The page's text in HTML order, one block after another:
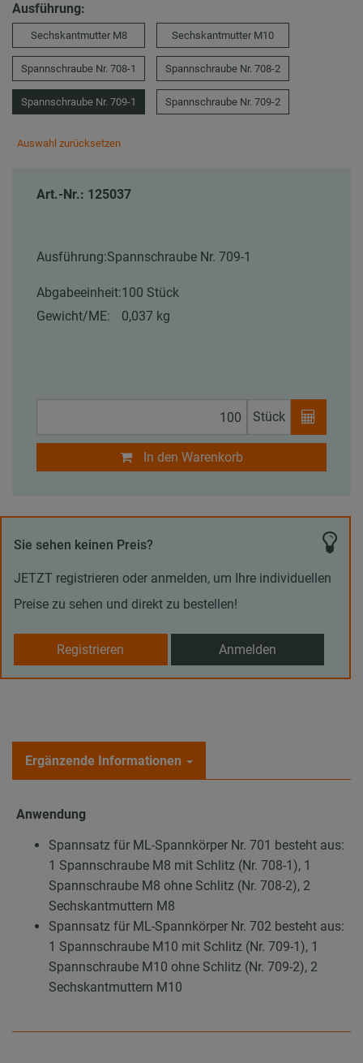
Ausführung:
Sechskantmutter M8 Sechskantmutter M10
Spannschraube Nr. 708-1 Spannschraube Nr. 708-2
Spannschraube Nr. 709-1 Spannschraube Nr. 709-2
Auswahl zurücksetzen
Art.-Nr.: 125037
Ausführung:Spannschraube Nr. 709-1
Abgabeeinheit:100 Stück
Gewicht/ME:
0,037 kg
Stück
In den Warenkorb
Sie sehen keinen Preis?
JETZT registrieren oder anmelden, um Ihre individuellen
Preise zu sehen und direkt zu bestellen!
Registrieren Anmelden
Ergänzende Informationen
Anwendung
Spannsatz für ML-Spannkörper Nr. 701 besteht aus:
1 Spannschraube M8 mit Schlitz (Nr. 708-1), 1
Spannschraube M8 ohne Schlitz (Nr. 708-2), 2
Sechskantmuttern M8
Spannsatz für ML-Spannkörper Nr. 702 besteht aus:
1 Spannschraube M10 mit Schlitz (Nr. 709-1), 1
Spannschraube M10 ohne Schlitz (Nr. 709-2), 2
Sechskantmuttern M10